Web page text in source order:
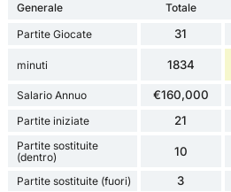
Generale Totale
Partite Giocate
31
minuti 1834
Salario Annuo €160,000
Partite iniziate 21
Partite sostituite
(dentro)
10
Partite sostituite (fuori) 3